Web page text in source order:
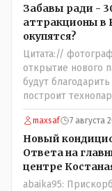
атракционов и
стоимость
зарплата
его
электроэнергия,
расходы. И это не
прочие нерабочие
Забавы ради -
аттракционы в
окупятся?
Цитата://
открытие нового
будут
построит
усилия некоего
рудненских
завершу свой
"...это наша с
биография...."
maxsaf 7 августа
Новый
Ответа на
центре
abaika95: